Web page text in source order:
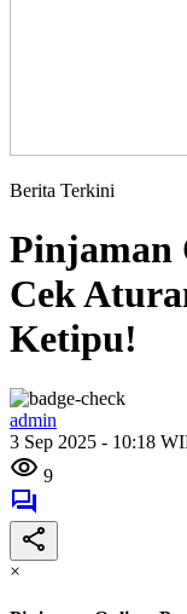
Berita Terkini
Pinjaman
Cek
Ketipu!
admin
3 Sep 2025 - 10:18
9
×